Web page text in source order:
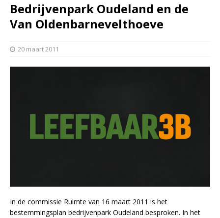
Bedrijvenpark Oudeland en de
Van Oldenbarnevelthoeve
20 maart 2011
In de commissie Ruimte van 16 maart 2011 is het
bestemmingsplan bedrijvenpark Oudeland besproken. In het